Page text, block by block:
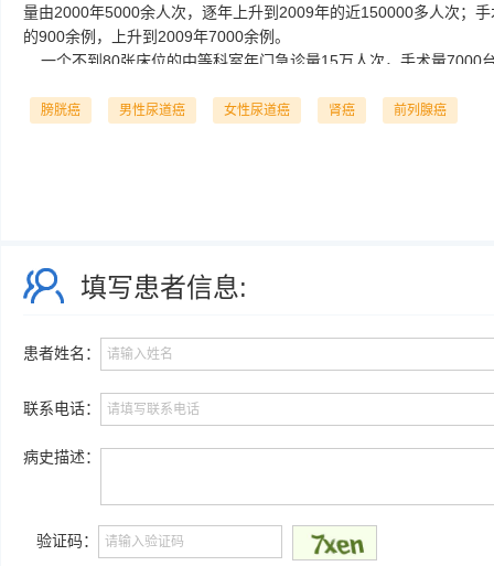
量由2000年5000余人次，逐年上升到2009年的近150000多人次；
的900余例，上升到2009年7000余例。
一个不到80张床位的中等科室年门急诊量15万人次，手术量7000
科研经验
外科分会常委、中华医师学会泌尿外科分会委员、上海市医学会男科
员、上海市医学会泌尿外科分会副主任委员、《中国男科学杂志》常
他还担任上海市高干保健医师、上海市卫生系统高评委、上海市医
术鉴定委员会成员等 特殊荣誉 2004年获上海市“十佳医师”称号、首
科大学校长奖获得者，2006年获上海市“五一”劳动奖章，2007年获
奖“吴阶平医学奖”。
膀胱癌 男性尿道癌 女性尿道癌 肾癌 前列腺癌
填写患者信息:
患者姓名：
联系电话：
病史描述：
验证码：